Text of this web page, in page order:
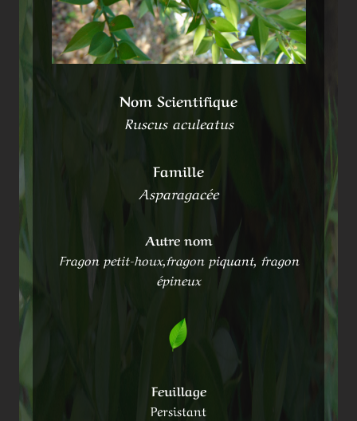
Nom Scientifique
Ruscus aculeatus
Famille
Asparagacée
Autre nom
Fragon petit-houx,fragon piquant, fragon
épineux
Feuillage
Persistant